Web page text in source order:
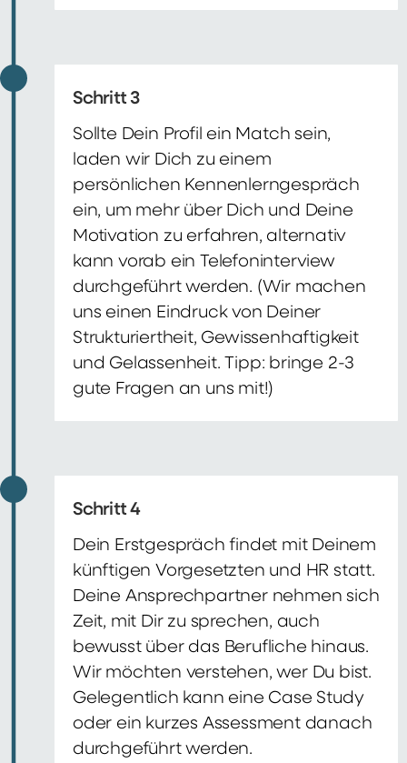
Schritt 3
Sollte Dein Profil ein Match sein,
laden wir Dich zu einem
persönlichen Kennenlerngespräch
ein, um mehr über Dich und Deine
Motivation zu erfahren, alternativ
kann vorab ein Telefoninterview
durchgeführt werden. (Wir machen
uns einen Eindruck von Deiner
Strukturiertheit, Gewissenhaftigkeit
und Gelassenheit. Tipp: bringe 2-3
gute Fragen an uns mit!)
Schritt 4
Dein Erstgespräch findet mit Deinem
künftigen Vorgesetzten und HR statt.
Deine Ansprechpartner nehmen sich
Zeit, mit Dir zu sprechen, auch
bewusst über das Berufliche hinaus.
Wir möchten verstehen, wer Du bist.
Gelegentlich kann eine Case Study
oder ein kurzes Assessment danach
durchgeführt werden.